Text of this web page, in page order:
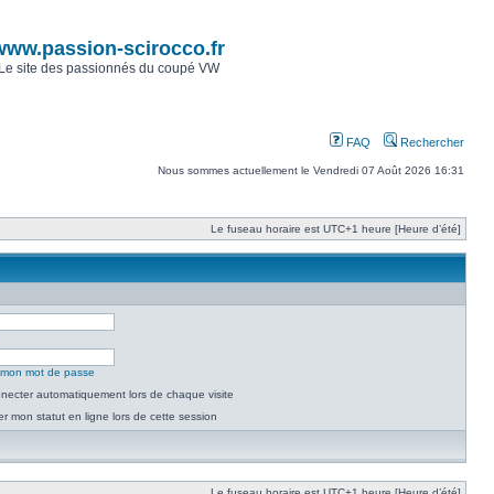
scirocco.fr
Le site des passionnés du coupé VW
FAQ Rechercher
Nous sommes actuellement le Vendredi 07 Août 2026 16:31
Le fuseau horaire est UTC+1 heure [Heure d’été]
mot de passe
automatiquement lors de chaque visite
mon statut en ligne lors de cette session